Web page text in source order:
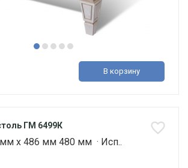
В корзину
ГМ 6499К
мм х 486 мм 480 мм · Исп..